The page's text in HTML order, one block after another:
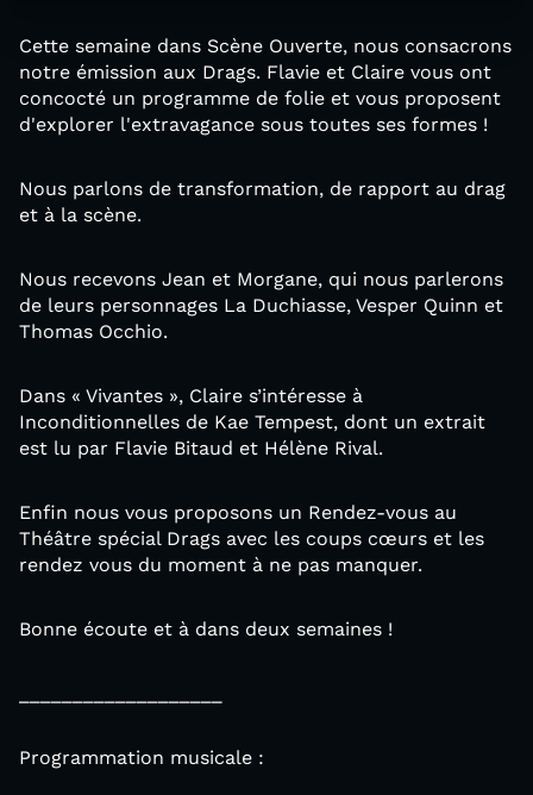
Cette semaine dans Scène Ouverte, nous consacrons
notre émission aux Drags. Flavie et Claire vous ont
concocté un programme de folie et vous proposent
d'explorer l'extravagance sous toutes ses formes !
Nous parlons de transformation, de rapport au drag
et à la scène.
Nous recevons Jean et Morgane, qui nous parlerons
de leurs personnages La Duchiasse, Vesper Quinn et
Thomas Occhio.
Dans « Vivantes », Claire s’intéresse à
Inconditionnelles de Kae Tempest, dont un extrait
est lu par Flavie Bitaud et Hélène Rival.
Enfin nous vous proposons un Rendez-vous au
Théâtre spécial Drags avec les coups cœurs et les
rendez vous du moment à ne pas manquer.
Bonne écoute et à dans deux semaines !
Programmation musicale :